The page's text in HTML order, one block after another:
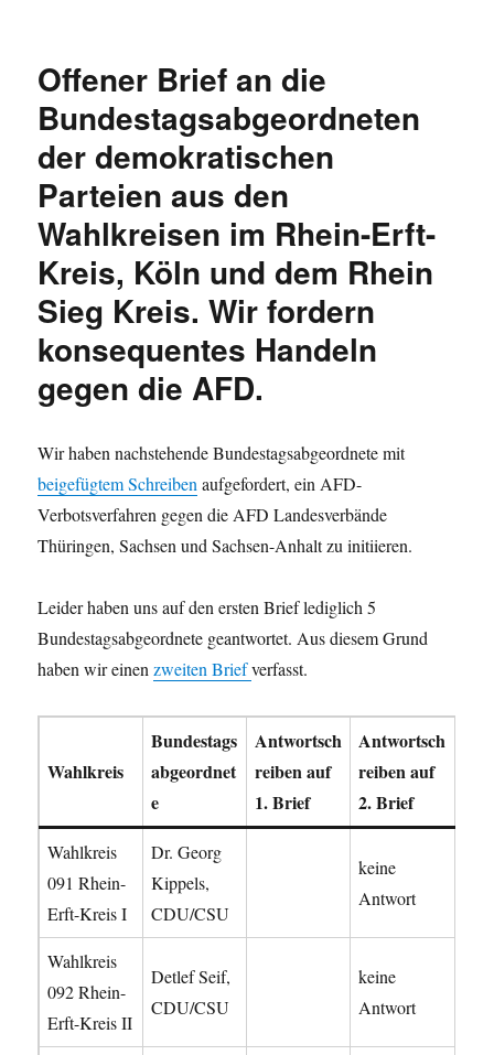
Offener Brief an die
Bundestagsabgeordneten
der demokratischen
Parteien aus den
Wahlkreisen im Rhein-Erft-
Kreis, Köln und dem Rhein
Sieg Kreis. Wir fordern
konsequentes Handeln
gegen die AFD.
Wir haben nachstehende Bundestagsabgeordnete mit
beigefügtem Schreibenaufgefordert, ein AFD-
Verbotsverfahren gegen die AFD Landesverbände
Thüringen, Sachsen und Sachsen-Anhalt zu initiieren.
Leider haben uns auf den ersten Brief lediglich 5
Bundestagsabgeordnete geantwortet. Aus diesem Grund
haben wir einenzweiten Briefverfasst.
Wahlkreis
Bundestags
abgeordnet
e
Antwortsch
reiben auf
1. Brief
Antwortsch
reiben auf
2. Brief
Wahlkreis
091 Rhein-
Erft-Kreis I
Dr. Georg
Kippels,
CDU/CSU
keine
Antwort
Wahlkreis
092 Rhein-
Erft-Kreis II
Detlef Seif,
CDU/CSU
keine
Antwort